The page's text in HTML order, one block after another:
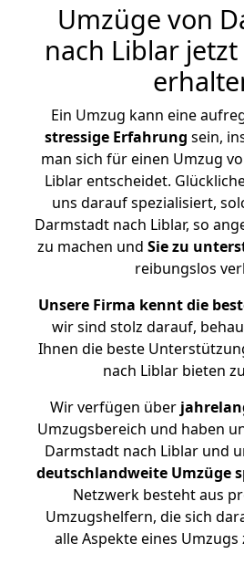
Umzüge von
nach Liblar
Ein Umzug kann eine
stressige Erfahrung sein,
man sich für einen Umzug
Liblar entscheidet.
uns darauf spezialisiert,
Darmstadt nach Liblar, so
zu machen und Sie zu
reibungslos
Unsere Firma kennt die
wir sind stolz darauf,
Ihnen die beste
nach Liblar bieten
Wir verfügen über
Umzugsbereich und haben
Darmstadt nach Liblar und
deutschlandweite Umzüge
Netzwerk besteht aus
Umzugshelfern, die sich
alle Aspekte eines